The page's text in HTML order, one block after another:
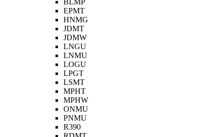
BLMP
EPMT
HNMG
JDMT
JDMW
LNGU
LNMU
LOGU
LPGT
LSMT
MPHT
MPHW
ONMU
PNMU
R390